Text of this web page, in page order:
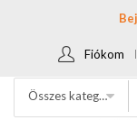
Fiókom
Összes kategória